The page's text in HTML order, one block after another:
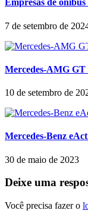
Empresas de
7 de setembro de
Mercedes-AMG
10 de setembro de
Mercedes-Benz
30 de maio de 2023
Deixe uma
Você precisa fazer o